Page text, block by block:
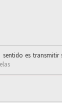
sentido es